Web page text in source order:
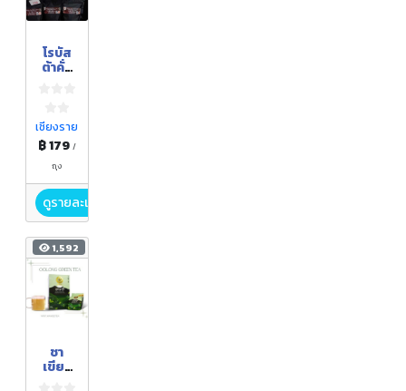
โรบัส
ต้าคั่ว
กรัม
เชียงราย
฿ 179 /
ถุง
ดูรายละเอียด
1,592
ชา
เขียว